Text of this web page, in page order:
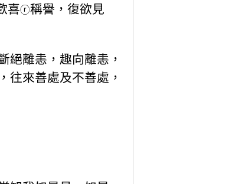
喜ⓡ稱譽，復欲見
絕離恚，趣向離恚，
往來善處及不善處，